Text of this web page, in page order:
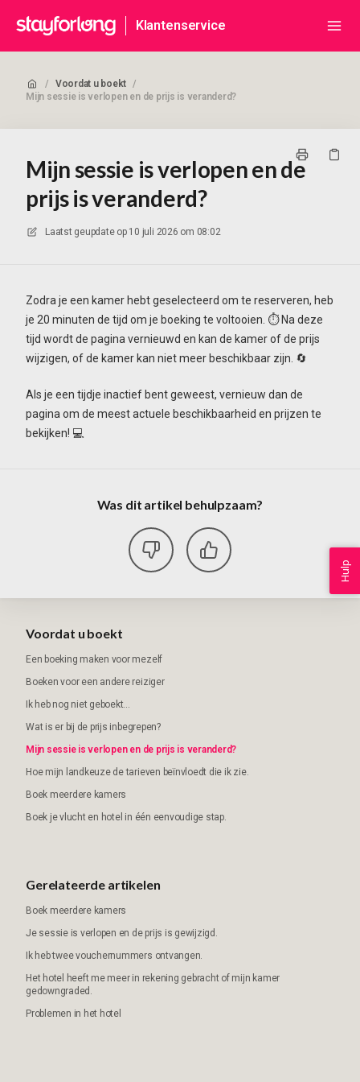
Klantenservice
/ Voordat u boekt /
Mijn sessie is verlopen en de prijs is veranderd?
Mijn sessie is verlopen en de
prijs is veranderd?
Laatst geupdate op 10 juli 2026 om 08:02
Zodra je een kamer hebt geselecteerd om te reserveren, heb
je 20 minuten de tijd om je boeking te voltooien. ⏱️ Na deze
tijd wordt de pagina vernieuwd en kan de kamer of de prijs
wijzigen, of de kamer kan niet meer beschikbaar zijn. 🔄
Als je een tijdje inactief bent geweest, vernieuw dan de
pagina om de meest actuele beschikbaarheid en prijzen te
bekijken! 💻
Was dit artikel behulpzaam?
Voordat u boekt
Een boeking maken voor mezelf
Boeken voor een andere reiziger
Ik heb nog niet geboekt...
Wat is er bij de prijs inbegrepen?
Mijn sessie is verlopen en de prijs is veranderd?
Hoe mijn landkeuze de tarieven beïnvloedt die ik zie.
Boek meerdere kamers
Boek je vlucht en hotel in één eenvoudige stap.
Gerelateerde artikelen
Boek meerdere kamers
Je sessie is verlopen en de prijs is gewijzigd.
Ik heb twee vouchernummers ontvangen.
Het hotel heeft me meer in rekening gebracht of mijn kamer
gedowngraded.
Problemen in het hotel
Hulp